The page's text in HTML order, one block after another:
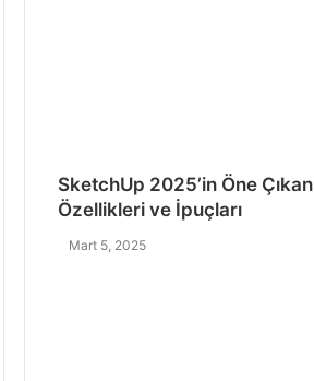
SketchUp 2025’in Öne Çıkan
Özellikleri ve İpuçları
Mart 5, 2025